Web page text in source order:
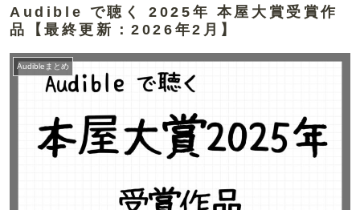
Audible で聴く 2025年 本屋大賞受賞作
品【最終更新：2026年2月】
Audibleまとめ